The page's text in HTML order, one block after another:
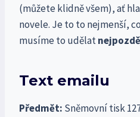
(můžete klidně všem), ať
novele. Je to to nejmenší,
musíme to udělat
Text emailu
Předmět: Sněmovní tisk